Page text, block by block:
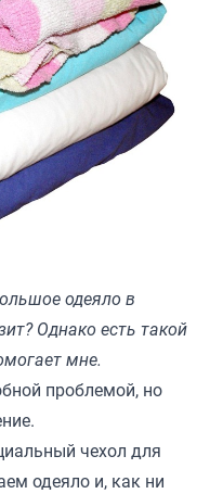
одеяло в
Однако есть такой
мне.
проблемой, но
чехол для
одеяло и, как ни